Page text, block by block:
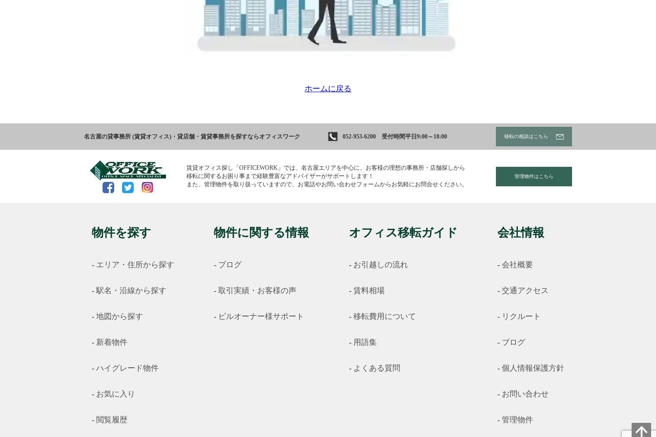
ホームに戻る
名古屋の貸事務所 (賃貸オフィス)・貸店舗・賃貸事務所を探すならオフィスワーク 052-953-6200 受付時間平日9:00～18:00 移転の相談はこちら
賃貸オフィス探し「OFFICEWORK」では、名古屋エリアを中心に、お客様の理想の事務所・店舗探しから
移転に関するお困り事まで経験豊富なアドバイザーがサポートします！
また、管理物件を取り扱っていますので、お電話やお問い合わせフォームからお気軽にお問合せください。
管理物件はこちら
物件を探す
エリア・住所から探す
駅名・沿線から探す
地図から探す
新着物件
ハイグレード物件
お気に入り
閲覧履歴
物件に関する情報
ブログ
取引実績・お客様の声
ビルオーナー様サポート
オフィス移転ガイド
お引越しの流れ
賃料相場
移転費用について
用語集
よくある質問
会社情報
会社概要
交通アクセス
リクルート
ブログ
個人情報保護方針
お問い合わせ
管理物件